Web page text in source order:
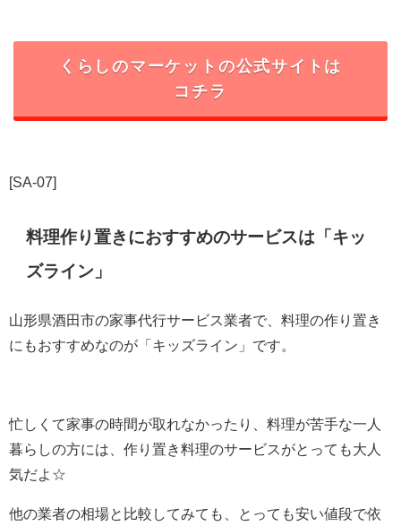
くらしのマーケットの公式サイトは
コチラ
[SA-07]
料理作り置きにおすすめのサービスは「キッ
ズライン」
山形県酒田市の家事代行サービス業者で、料理の作り置き
にもおすすめなのが「キッズライン」です。
忙しくて家事の時間が取れなかったり、料理が苦手な一人
暮らしの方には、作り置き料理のサービスがとっても大人
気だよ☆
他の業者の相場と比較してみても、とっても安い値段で依